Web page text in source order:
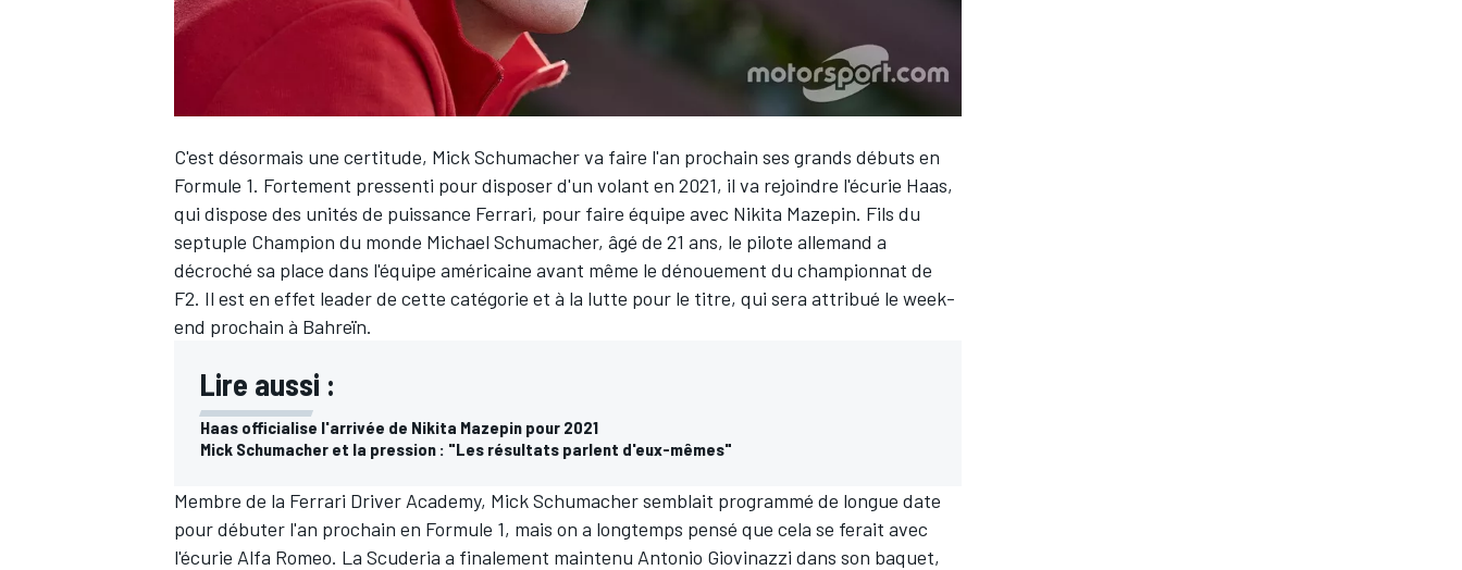
WEC
C'est désormais une certitude, Mick Schumacherva faire l'an prochain ses grands débuts en
Formule 1. Fortement pressenti pour disposer d'un volant en 2021, il va rejoindre l'écurie Haas,
qui dispose des unités de puissance Ferrari, pour faire équipe avec Nikita Mazepin. Fils du
septuple Champion du monde Michael Schumacher, âgé de 21 ans, le pilote allemand a
décroché sa place dans l'équipe américaine avant même le dénouement du championnat de
F2. Il est en effet leader de cette catégorie et à la lutte pour le titre, qui sera attribué le week-
end prochain à Bahreïn.
Lire aussi :
Haas officialise l'arrivée de Nikita Mazepin pour 2021
Mick Schumacher et la pression : "Les résultats parlent d'eux-mêmes"
Membre de la Ferrari Driver Academy, Mick Schumacher semblait programmé de longue date
pour débuter l'an prochain en Formule 1, mais on a longtemps pensé que cela se ferait avec
l'écurie Alfa Romeo. La Scuderia a finalement maintenu Antonio Giovinazzi dans son baquet,